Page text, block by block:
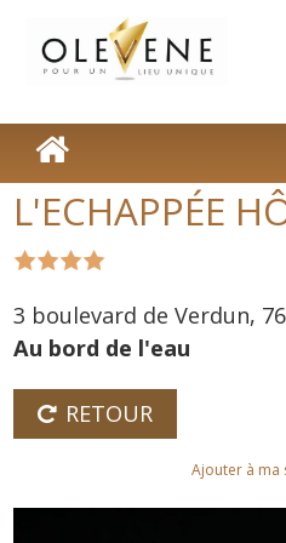
L'ECHAPPÉE
3 boulevard de Verdun,
Au bord de l'eau
RETOUR
Ajouter à ma
Homepage
Lieux de séminaire
Lieux à l'étranger
Nos offres
Blog événements
Contact
Devis